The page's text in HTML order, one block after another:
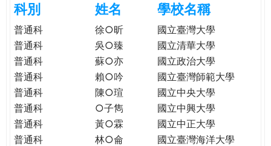
格。
e
r
e
科別 姓名 學校名稱
普通科 徐○昕
國立臺灣大學
普通科
吳○臻
國立清華大學
普通科
蘇○亦
國立政治大學
普通科
賴○吟
國立臺灣師範大學
普通科
陳○瑄
國立中央大學
普通科
○子雋
國立中興大學
普通科
黃○霖
國立中正大學
普通科
林○侖
國立臺灣海洋大學